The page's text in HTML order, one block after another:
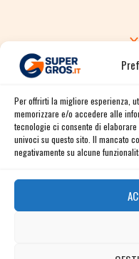
Per offrirti la migliore esperienza,
memorizzare e/o accedere alle
tecnologie ci consente di
univoci su questo sito. Il mancato
negativamente su alcune